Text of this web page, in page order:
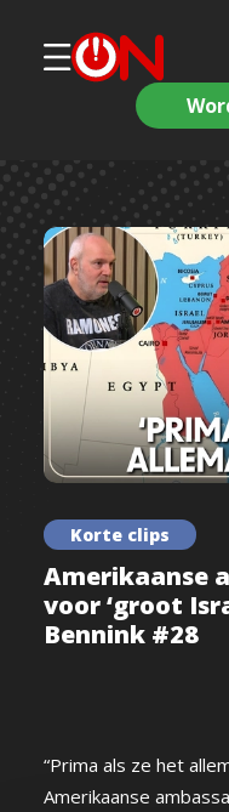
Korte clips
Amerikaanse
voor ‘groot
Bennink #28
“Prima als ze het
Amerikaanse